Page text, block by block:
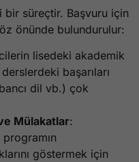
bir süreçtir. Başvuru için
önünde bulundurulur:
lisedeki akademik
başarıları
dil vb.) çok
Mülakatlar:
göstermek için